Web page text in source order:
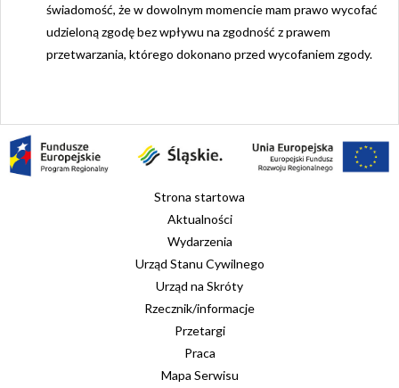
świadomość, że w dowolnym momencie mam prawo wycofać
udzieloną zgodę bez wpływu na zgodność z prawem
przetwarzania, którego dokonano przed wycofaniem zgody.
Strona startowa
Aktualności
Wydarzenia
Urząd Stanu Cywilnego
Urząd na Skróty
Rzecznik/informacje
Przetargi
Praca
Mapa Serwisu